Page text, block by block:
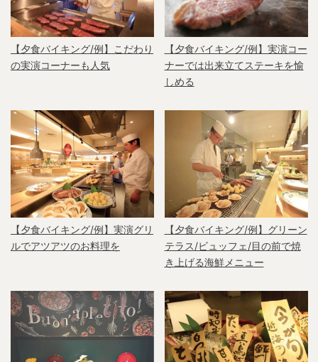
【夕食バイキング/例】こだわり
の実演コーナーも人気
【夕食バイキング/例】実演コー
ナーでは出来立てステーキを愉
しめる
【夕食バイキング/例】実演グリ
ルでアツアツのお料理を
【夕食バイキング/例】グリーン
テラス/ビュッフェ/目の前で焼
き上げる海鮮メニュー